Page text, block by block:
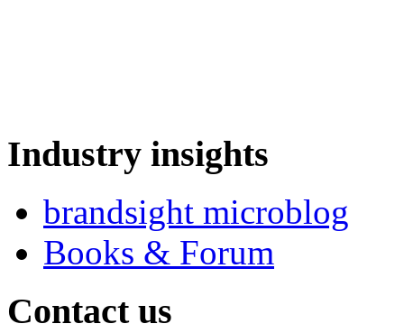
Industry insights
brandsight microblog
Books & Forum
Contact us